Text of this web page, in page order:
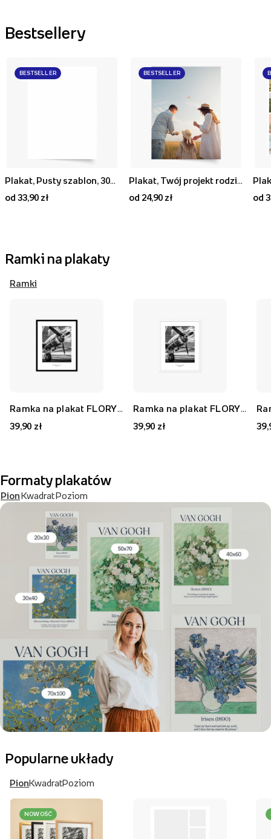
Bestsellery
BESTSELLER
od 33,90 zł
BESTSELLER
od 24,90 zł
od
Ramki na plakaty
Ramki
39,90 zł
39,90 zł
Formaty plakatów
PionKwadratPoziom
Popularne układy
PionKwadratPoziom
NOWOŚĆ